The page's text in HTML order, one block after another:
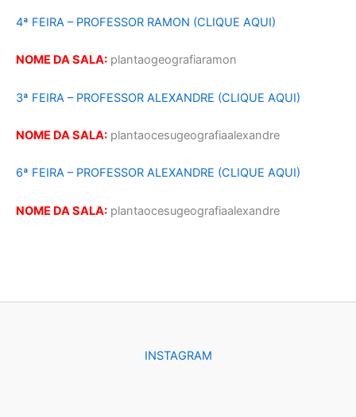
4ª FEIRA – PROFESSOR RAMON (CLIQUE AQUI)
NOME DA SALA: plantaogeografiaramon
3ª FEIRA – PROFESSOR ALEXANDRE (CLIQUE AQUI)
NOME DA SALA: plantaocesugeografiaalexandre
6ª FEIRA – PROFESSOR ALEXANDRE (CLIQUE AQUI)
NOME DA SALA: plantaocesugeografiaalexandre
INSTAGRAM